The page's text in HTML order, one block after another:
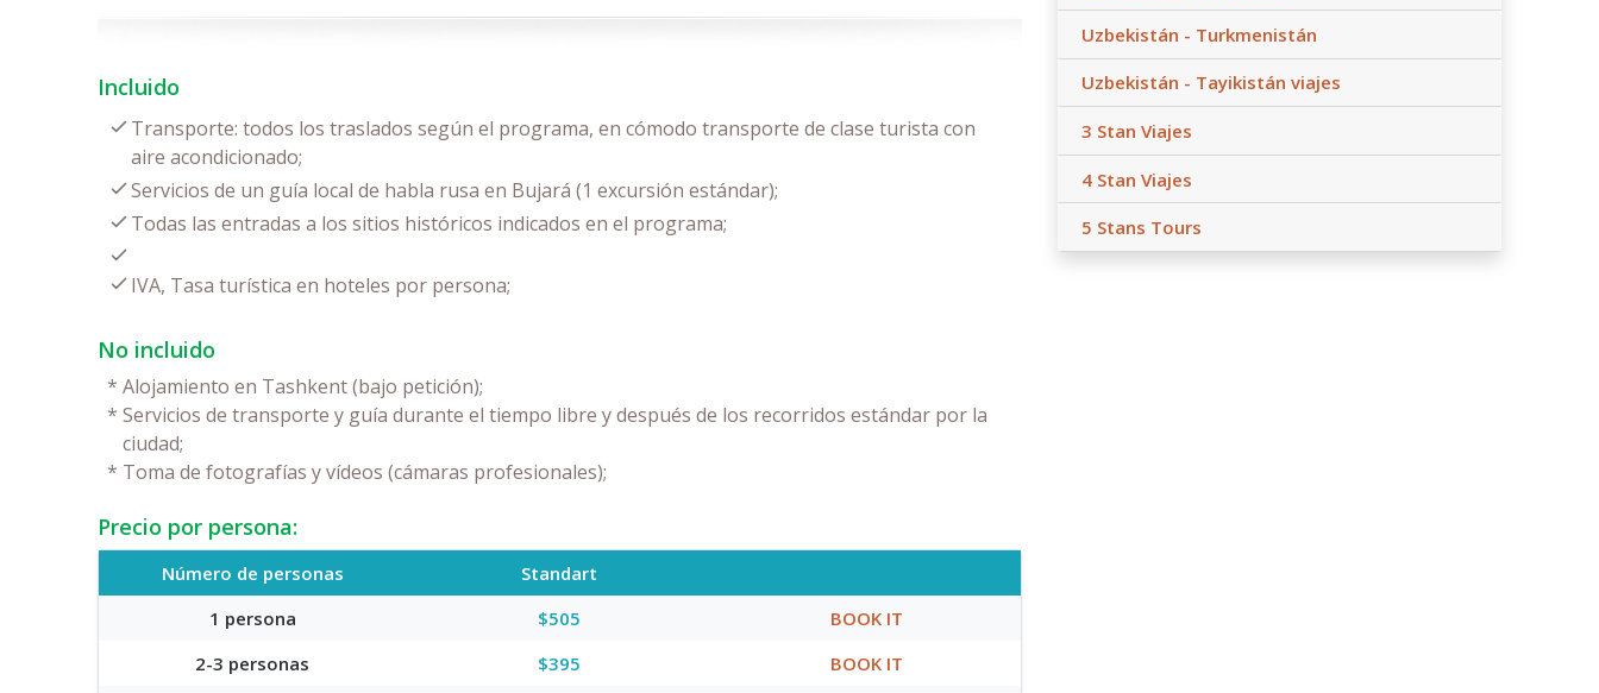
Incluido
Transporte: todos los traslados según el programa, en cómodo transporte de clase turista con
aire acondicionado;
Servicios de un guía local de habla rusa en Bujará (1 excursión estándar);
Todas las entradas a los sitios históricos indicados en el programa;
IVA, Tasa turística en hoteles por persona;
No incluido
* Alojamiento en Tashkent (bajo petición);
* Servicios de transporte y guía durante el tiempo libre y después de los recorridos estándar por la
ciudad;
* Toma de fotografías y vídeos (cámaras profesionales);
Precio por persona:
Número de personas
Standart
1 persona
$505
BOOK IT
2-3 personas
$395
BOOK IT
Uzbekistán - Turkmenistán
Uzbekistán - Tayikistán viajes
3 Stan Viajes
4 Stan Viajes
5 Stans Tours